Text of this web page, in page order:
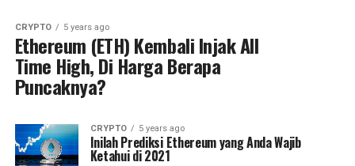
CRYPTO 5 years ago
Ethereum (ETH) Kembali Injak All
Time High, Di Harga Berapa
Puncaknya?
CRYPTO 5 years ago
Inilah Prediksi Ethereum yang Anda Wajib
Ketahui di 2021